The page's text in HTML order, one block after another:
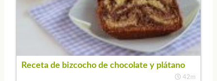
Receta de bizcocho de chocolate y plátano
42m